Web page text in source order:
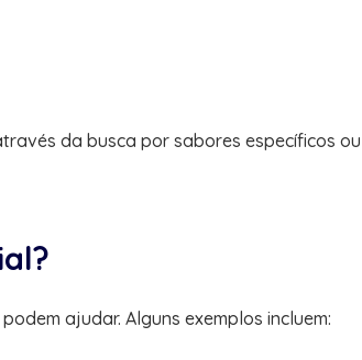
da busca por sabores específicos
ajudar. Alguns exemplos incluem: